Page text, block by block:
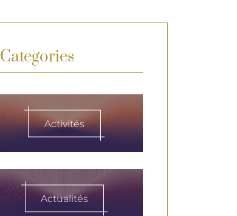
Categories
Activités
Actualités